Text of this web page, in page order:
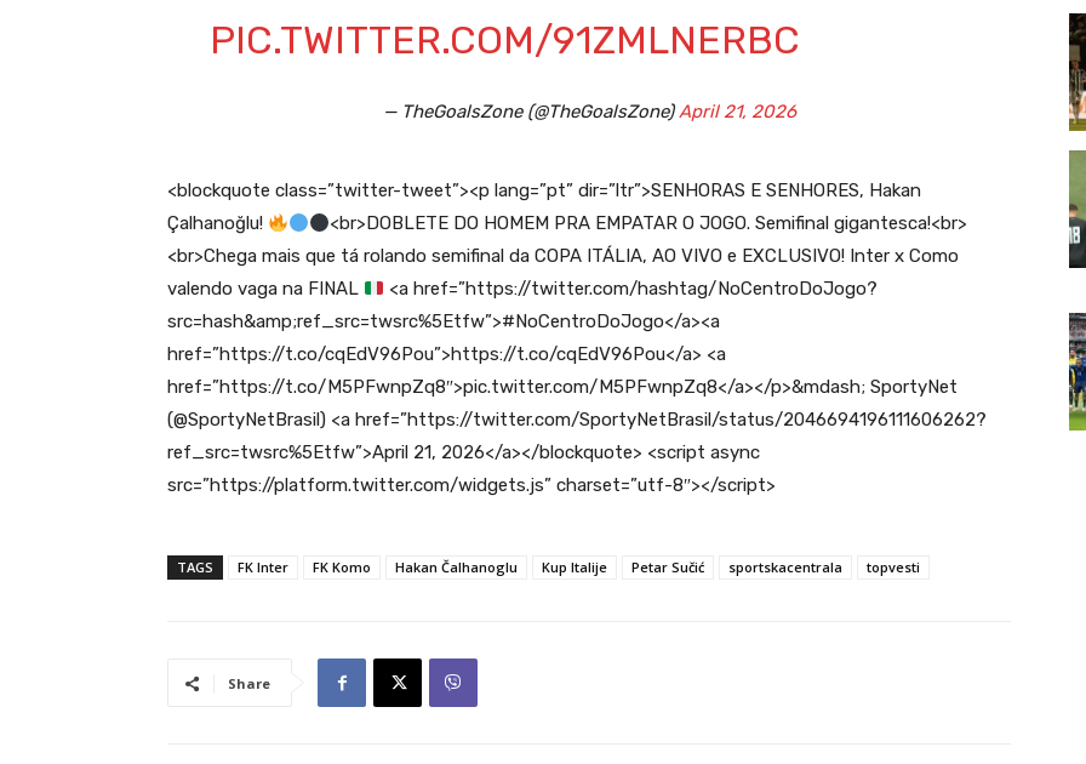
PIC.TWITTER.COM/91ZMLNERBC
— TheGoalsZone (@TheGoalsZone)April 21, 2026
<blockquote class=”twitter-tweet”><p lang=”pt” dir=”ltr”>SENHORAS E SENHORES, Hakan
Çalhanoğlu!
<br>DOBLETE DO HOMEM PRA EMPATAR O JOGO. Semifinal gigantesca!<br>
<br>Chega mais que tá rolando semifinal da COPA ITÁLIA, AO VIVO e EXCLUSIVO! Inter x Como
valendo vaga na FINAL
<a href=”https://twitter.com/hashtag/NoCentroDoJogo?
src=hash&amp;ref_src=twsrc%5Etfw”>#NoCentroDoJogo</a><a
href=”https://t.co/cqEdV96Pou”>https://t.co/cqEdV96Pou</a> <a
href=”https://t.co/M5PFwnpZq8″>pic.twitter.com/M5PFwnpZq8</a></p>&mdash; SportyNet
(@SportyNetBrasil) <a href=”https://twitter.com/SportyNetBrasil/status/2046694196111606262?
ref_src=twsrc%5Etfw”>April 21, 2026</a></blockquote> <script async
src=”https://platform.twitter.com/widgets.js” charset=”utf-8″></script>
TAGS FK Inter FK Komo Hakan Čalhanoglu Kup Italije Petar Sučić sportskacentrala topvesti
Share